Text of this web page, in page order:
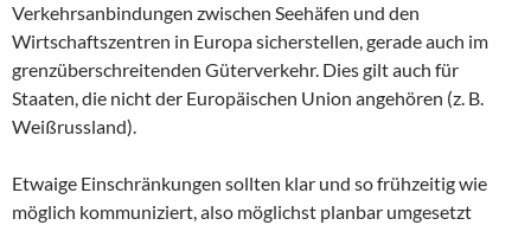
Verkehrsanbindungen zwischen Seehäfen und den
Wirtschaftszentren in Europa sicherstellen, gerade auch im
grenzüberschreitenden Güterverkehr. Dies gilt auch für
Staaten, die nicht der Europäischen Union angehören (z. B.
Weißrussland).
Etwaige Einschränkungen sollten klar und so frühzeitig wie
möglich kommuniziert, also möglichst planbar umgesetzt